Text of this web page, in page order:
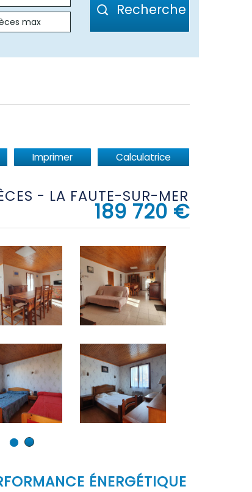
Recherche
Imprimer Calculatrice
- LA FAUTE-SUR-MER
189 720 €
ÉNERGÉTIQUE